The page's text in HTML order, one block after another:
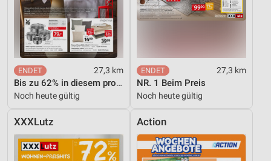
27,3 km
Bis zu 62% in diesem prospekt
Noch heute gültig
27,3 km
NR. 1 Beim Preis
Noch heute gültig
XXXLutz Action